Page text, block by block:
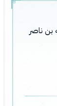
بن ناصر